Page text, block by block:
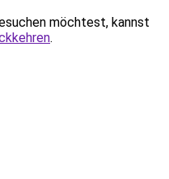
möchtest, kannst
.